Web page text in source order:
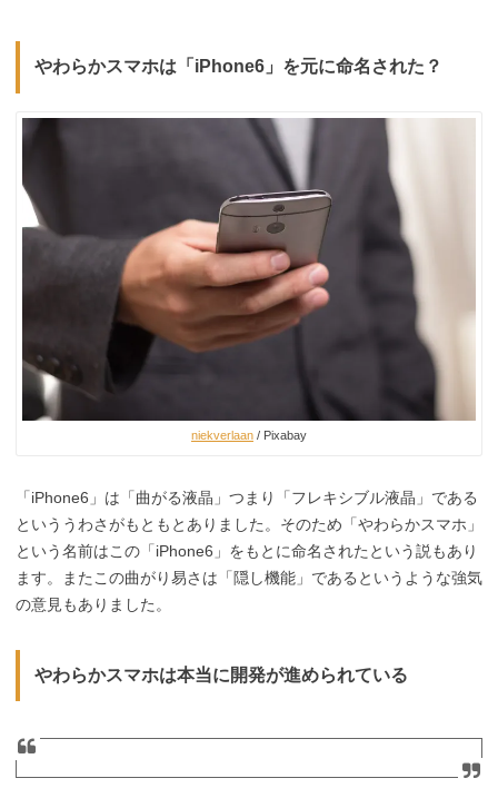
やわらかスマホは「iPhone6」を元に命名された？
niekverlaan / Pixabay
「iPhone6」は「曲がる液晶」つまり「フレキシブル液晶」である
といううわさがもともとありました。そのため「やわらかスマホ」
という名前はこの「iPhone6」をもとに命名されたという説もあり
ます。またこの曲がり易さは「隠し機能」であるというような強気
の意見もありました。
やわらかスマホは本当に開発が進められている